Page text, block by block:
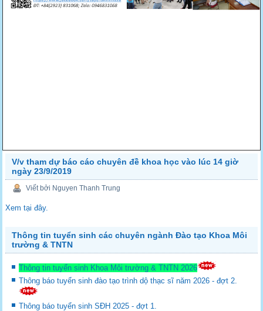
V/v tham dự báo cáo chuyên đề khoa học vào lúc 14 giờ
ngày 23/9/2019
Viết bởi Nguyen Thanh Trung
Xem tại đây.
Thông tin tuyển sinh các chuyên ngành Đào tạo Khoa Môi
trường & TNTN
Thông tin tuyển sinh Khoa Môi trường & TNTN 2026
Thông báo tuyển sinh đào tạo trình dộ thạc sĩ năm 2026 - đợt 2.
Thông báo tuyển sinh SĐH 2025 - đợt 1.